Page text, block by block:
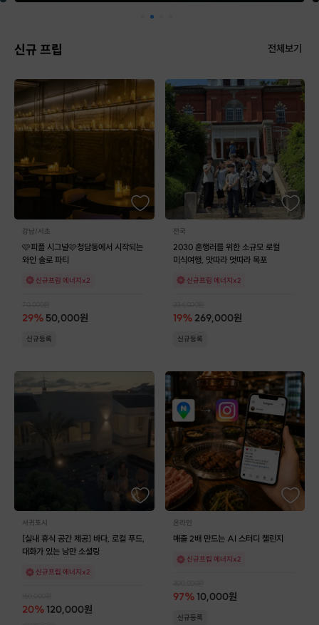
신규 프립 전체보기
강남/서초
🩷피플 시그널🩷청담동에서 시작되는
와인 솔로 파티
신규프립 에너지x2
29% 50,000원
신규등록
전국
2030 혼행러를 위한 소규모 로컬
미식여행, 맛따라 멋따라 목포
신규프립 에너지x2
19% 269,000원
신규등록
서귀포시
[실내 휴식 공간 제공] 바다, 로컬 푸드,
대화가 있는 낭만 소셜링
신규프립 에너지x2
20% 120,000원
온라인
매출 2배 만드는 AI 스터디 챌린지
신규프립 에너지x2
97% 10,000원
신규등록